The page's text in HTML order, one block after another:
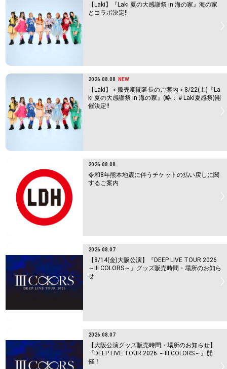
【Laki】『Laki 夏の大感謝祭 in 海の家』海の家
とコラボ決定!!
2026.08.08 NEW
【Laki】＜販売期間延長のご案内＞8/22(土)『La
ki 夏の大感謝祭 in 海の家』(略：＃Laki夏感祭)開
催決定!!
2026.08.08
令和8年熊本地震に伴うチケットの払い戻しに関
するご案内
2026.08.07
【8/14(金)大阪公演】『DEEP LIVE TOUR 2026
～Ⅲ COLORS～』グッズ販売時間・場所のお知ら
せ
2026.08.07
【大阪公演グッズ販売時間・場所のお知らせ】
『DEEP LIVE TOUR 2026 ～Ⅲ COLORS～』開
催！